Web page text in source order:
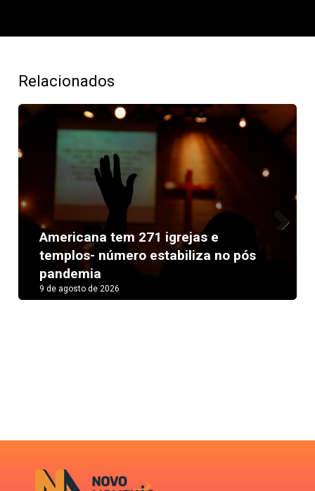
Relacionados
Americana tem 271 igrejas e
templos- número estabiliza no pós
pandemia
9 de agosto de 2026